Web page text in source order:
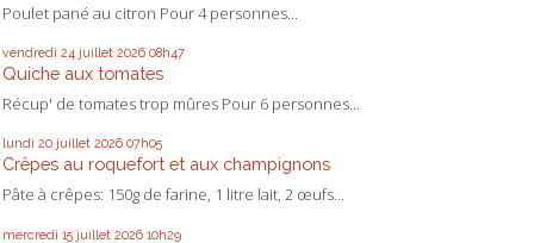
Poulet pané au citron Pour 4 personnes...
vendredi 24 juillet 2026 08h47
Quiche aux tomates
Récup' de tomates trop mûres Pour 6 personnes...
lundi 20 juillet 2026 07h05
Crêpes au roquefort et aux champignons
Pâte à crêpes: 150g de farine, 1 litre lait, 2 œufs...
mercredi 15 juillet 2026 10h29